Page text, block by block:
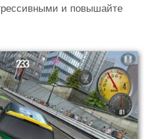
и повышайте